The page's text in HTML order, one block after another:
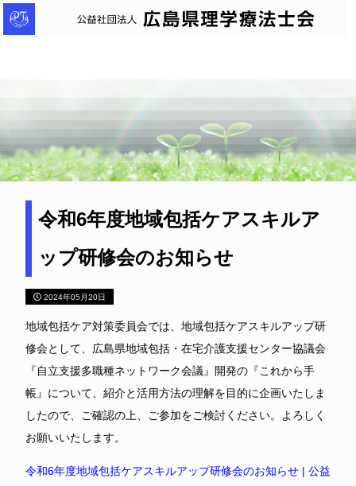
公
益
島
令和6年度地域包括ケアスキルア
ップ研修会のお知らせ
2024年05月20日
地域包括ケア対策委員会では、地域包括ケアスキルアップ研
修会として、広島県地域包括・在宅介護支援センター協議会
『自立支援多職種ネットワーク会議』開発の『これから手
帳』について、紹介と活用方法の理解を目的に企画いたしま
したので、ご確認の上、ご参加をご検討ください。よろしく
お願いいたします。
令和6年度地域包括ケアスキルアップ研修会のお知らせ | 公益